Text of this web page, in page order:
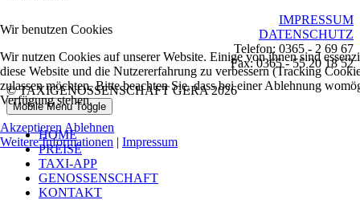
IMPRESSUM
DATENSCHUTZ
Telefon: 0365 - 2 69 67
Fax: 0365 - 55 20 18 52
© TAXIGENOSSENSCHAFT GERA 2026
Mobile Menu Toggle
HOME
PREISE
TAXI-APP
GENOSSENSCHAFT
KONTAKT
Wir benutzen Cookies
Wir nutzen Cookies auf unserer Website. Einige von ihnen sind
diese Website und die Nutzererfahrung zu verbessern (Tracking
zulassen möchten. Bitte beachten Sie, dass bei einer Ablehnung
Verfügung stehen.
Akzeptieren Ablehnen
Weitere Informationen | Impressum